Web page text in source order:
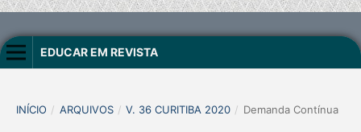
EDUCAR EM REVISTA
INÍCIO / ARQUIVOS / V. 36 CURITIBA 2020 / Demanda Contínua